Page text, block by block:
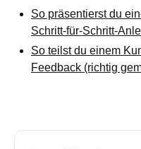
So präsentierst du
Schritt-für-Schritt-
So teilst du einem
Feedback (richtig